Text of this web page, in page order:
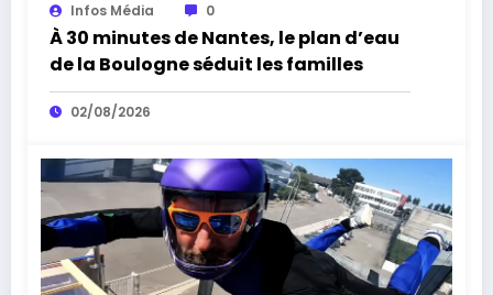
Infos Média 0
À 30 minutes de Nantes, le plan d’eau
de la Boulogne séduit les familles
02/08/2026